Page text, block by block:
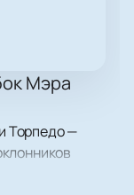
Мэра
Торпедо —